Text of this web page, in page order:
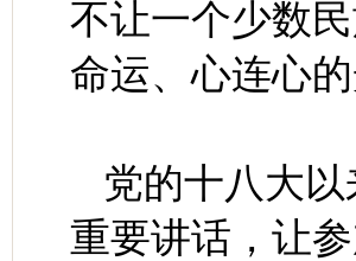
不让一个少数
命运、心连心
党的十八大
重要讲话，让